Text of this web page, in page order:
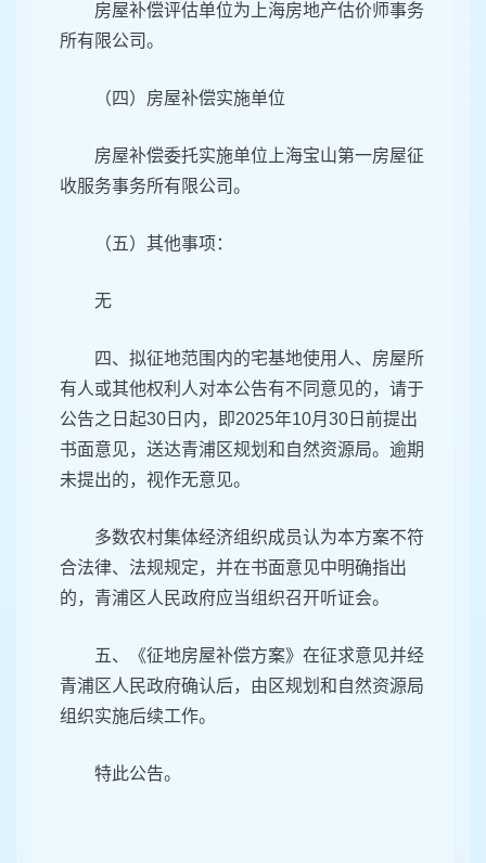
房屋补偿评估单位为上海房地产估价师事务
所有限公司。
（四）房屋补偿实施单位
房屋补偿委托实施单位上海宝山第一房屋征
收服务事务所有限公司。
（五）其他事项：
无
四、拟征地范围内的宅基地使用人、房屋所
有人或其他权利人对本公告有不同意见的，请于
公告之日起30日内，即2025年10月30日前提出
书面意见，送达青浦区规划和自然资源局。逾期
未提出的，视作无意见。
多数农村集体经济组织成员认为本方案不符
合法律、法规规定，并在书面意见中明确指出
的，青浦区人民政府应当组织召开听证会。
五、《征地房屋补偿方案》在征求意见并经
青浦区人民政府确认后，由区规划和自然资源局
组织实施后续工作。
特此公告。